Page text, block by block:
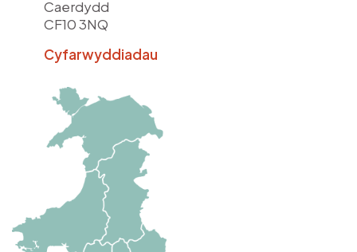
Caerdydd
CF10 3NQ
Cyfarwyddiadau
Delwedd